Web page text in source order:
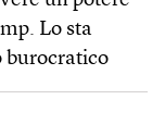
Lo sta
burocratico